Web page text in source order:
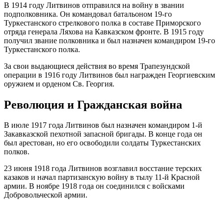
В 1914 году Литвинов отправился на войну в звании
подполковника. Он командовал батальоном 19-го
Туркестанского стрелкового полка в составе Приморского
отряда генерала Ляхова на Кавказском фронте. В 1915 году
получил звание полковника и был назначен командиром 19-го
Туркестанского полка.
За свои выдающиеся действия во время Трапезундской
операции в 1916 году Литвинов был награжден Георгиевским
оружием и орденом Св. Георгия.
Революция и Гражданская война
В июле 1917 года Литвинов был назначен командиром 1-й
Закавказской пехотной запасной бригады. В конце года он
был арестован, но его освободили солдаты Туркестанских
полков.
23 июня 1918 года Литвинов возглавил восстание терских
казаков и начал партизанскую войну в тылу 11-й Красной
армии. В ноябре 1918 года он соединился с войсками
Добровольческой армии.